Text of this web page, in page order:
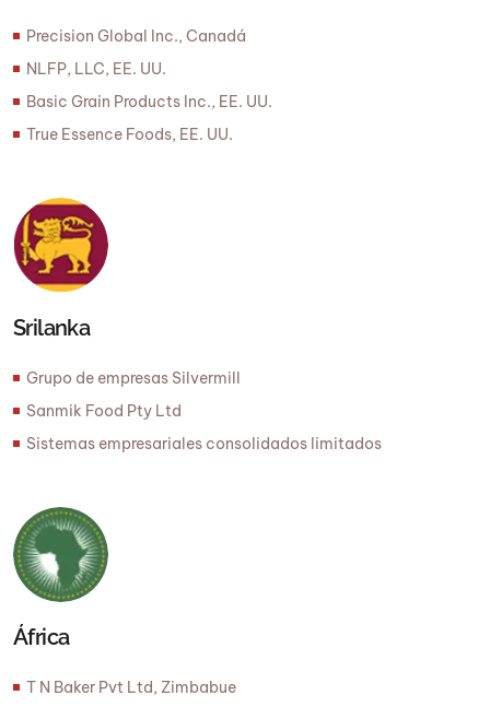
Precision Global Inc., Canadá
NLFP, LLC, EE. UU.
Basic Grain Products Inc., EE. UU.
True Essence Foods, EE. UU.
Srilanka
Grupo de empresas Silvermill
Sanmik Food Pty Ltd
Sistemas empresariales consolidados limitados
África
T N Baker Pvt Ltd, Zimbabue